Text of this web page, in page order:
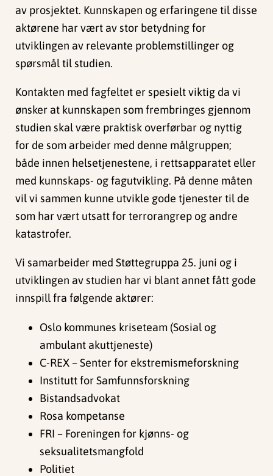
av prosjektet. Kunnskapen og erfaringene til disse
aktørene har vært av stor betydning for
utviklingen av relevante problemstillinger og
spørsmål til studien.
Kontakten med fagfeltet er spesielt viktig da vi
ønsker at kunnskapen som frembringes gjennom
studien skal være praktisk overførbar og nyttig
for de som arbeider med denne målgruppen;
både innen helsetjenestene, i rettsapparatet eller
med kunnskaps- og fagutvikling. På denne måten
vil vi sammen kunne utvikle gode tjenester til de
som har vært utsatt for terrorangrep og andre
katastrofer.
Vi samarbeider med Støttegruppa 25. juni og i
utviklingen av studien har vi blant annet fått gode
innspill fra følgende aktører:
Oslo kommunes kriseteam (Sosial og
ambulant akuttjeneste)
C-REX – Senter for ekstremismeforskning
Institutt for Samfunnsforskning
Bistandsadvokat
Rosa kompetanse
FRI – Foreningen for kjønns- og
seksualitetsmangfold
Politiet